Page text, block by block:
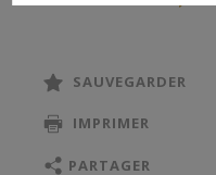
en moellon de
subsistent, ainsi
lucarnes capucine,
encadrée de
SAUVEGARDER
IMPRIMER
PARTAGER